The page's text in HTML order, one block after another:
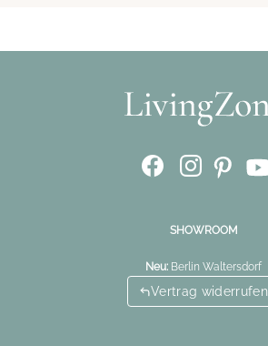
SHOWROOM
Neu: Berlin Waltersdorf
Vertrag widerrufen